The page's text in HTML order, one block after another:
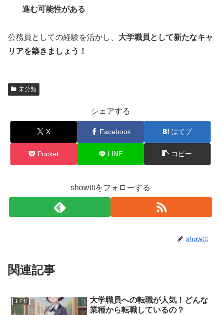
進む可能性がある
公務員としての経験を活かし、 大学職員として新たなキャ
リアを築きましょう！
未分類
シェアする
X Facebook はてブ
Pocket LINE コピー
showtttをフォローする
showttt
関連記事
未分類
大学職員への転職が人気！どんな
業種から転職しているの？